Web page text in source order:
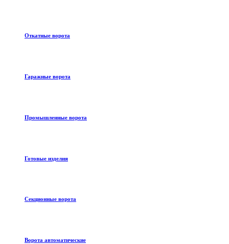
Откатные ворота
Гаражные ворота
Промышленные ворота
Готовые изделия
Секционные ворота
Ворота автоматические